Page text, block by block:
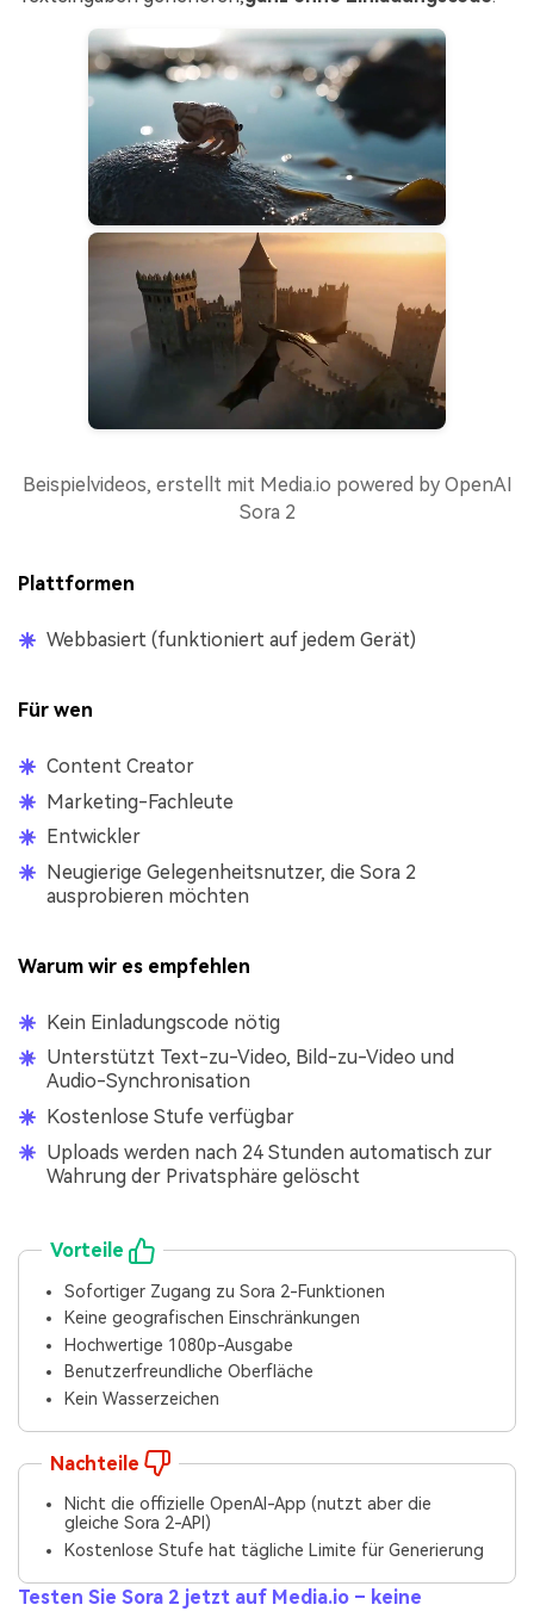
Beispielvideos, erstellt mit Media.io powered by OpenAI
Sora 2
Plattformen
Webbasiert (funktioniert auf jedem Gerät)
Für wen
Content Creator
Marketing-Fachleute
Entwickler
Neugierige Gelegenheitsnutzer, die Sora 2
ausprobieren möchten
Warum wir es empfehlen
Kein Einladungscode nötig
Unterstützt Text-zu-Video, Bild-zu-Video und
Audio-Synchronisation
Kostenlose Stufe verfügbar
Uploads werden nach 24 Stunden automatisch zur
Wahrung der Privatsphäre gelöscht
Vorteile
Sofortiger Zugang zu Sora 2-Funktionen
Keine geografischen Einschränkungen
Hochwertige 1080p-Ausgabe
Benutzerfreundliche Oberfläche
Kein Wasserzeichen
Nachteile
Nicht die offizielle OpenAI-App (nutzt aber die
gleiche Sora 2-API)
Kostenlose Stufe hat tägliche Limite für Generierung
Testen Sie Sora 2 jetzt auf Media.io – keine